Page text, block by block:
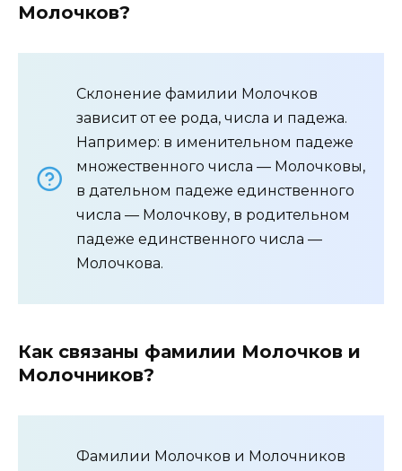
Молочков?
Склонение фамилии Молочков
зависит от ее рода, числа и падежа.
Например: в именительном падеже
множественного числа — Молочковы,
в дательном падеже единственного
числа — Молочкову, в родительном
падеже единственного числа —
Молочкова.
Как связаны фамилии Молочков и
Молочников?
Фамилии Молочков и Молочников